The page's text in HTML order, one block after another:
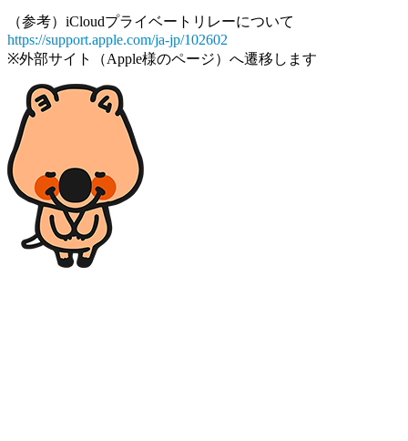
（参考）iCloudプライベートリレーについて
https://support.apple.com/ja-jp/102602
※外部サイト（Apple様のページ）へ遷移します